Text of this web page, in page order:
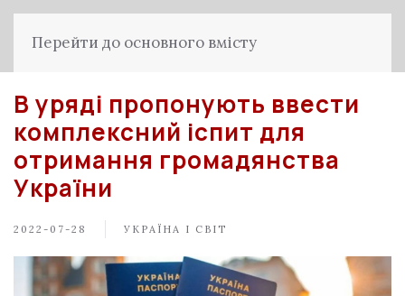
Перейти до основного вмісту
В уряді пропонують ввести
комплексний іспит для
отримання громадянства
України
2022-07-28 УКРАЇНА І СВІТ